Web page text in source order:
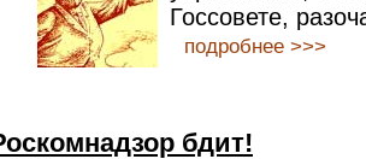
Госсовете,
подробнее >>>
бдит!